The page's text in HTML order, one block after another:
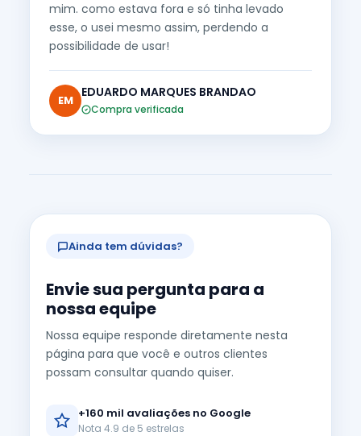
mim. como estava fora e só tinha levado
esse, o usei mesmo assim, perdendo a
possibilidade de usar!
EM
EDUARDO MARQUES BRANDAO
Compra verificada
Ainda tem dúvidas?
Envie sua pergunta para a
nossa equipe
Nossa equipe responde diretamente nesta
página para que você e outros clientes
possam consultar quando quiser.
+160 mil avaliações no Google
Nota 4.9 de 5 estrelas